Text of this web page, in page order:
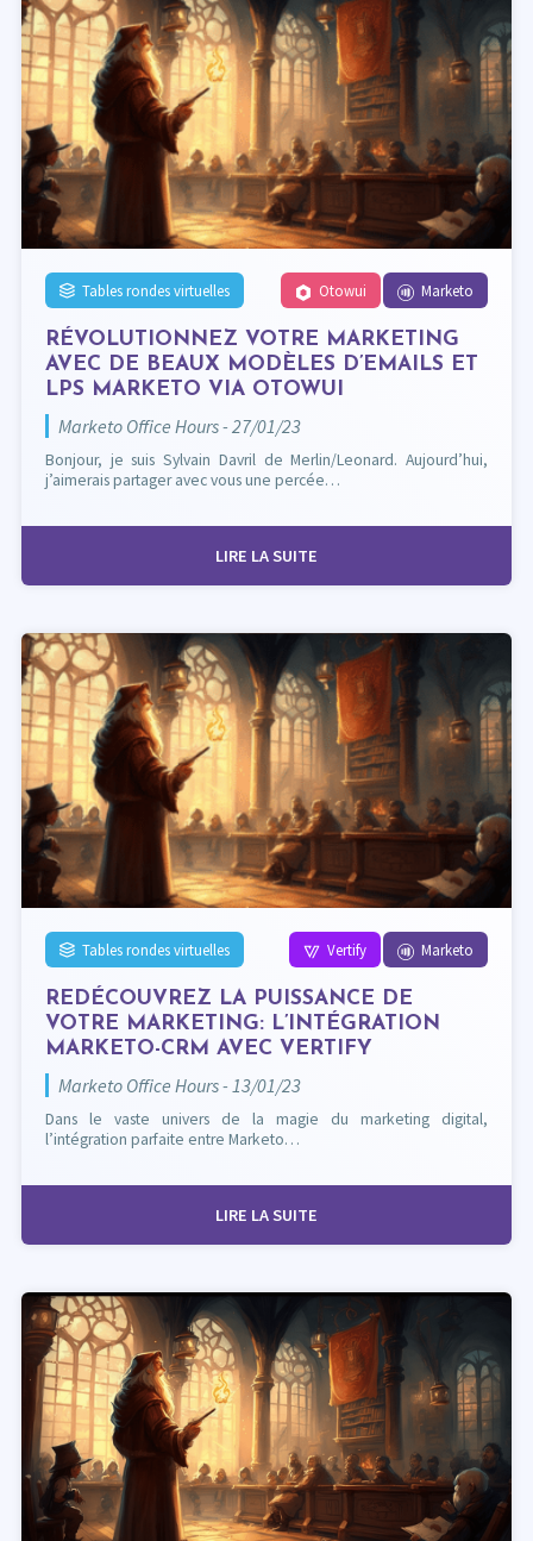
Tables rondes virtuelles Marketo
Otowui
RÉVOLUTIONNEZ VOTRE MARKETING
AVEC DE BEAUX MODÈLES D’EMAILS ET
LPS MARKETO VIA OTOWUI
Marketo Office Hours - 27/01/23
Bonjour, je suis Sylvain Davril de Merlin/Leonard. Aujourd’hui,
j’aimerais partager avec vous une percée…
LIRE LA SUITE
Tables rondes virtuelles Marketo
Vertify
REDÉCOUVREZ LA PUISSANCE DE
VOTRE MARKETING: L’INTÉGRATION
MARKETO-CRM AVEC VERTIFY
Marketo Office Hours - 13/01/23
Dans le vaste univers de la magie du marketing digital,
l’intégration parfaite entre Marketo…
LIRE LA SUITE